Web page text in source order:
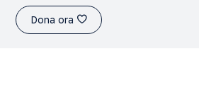
Dona ora